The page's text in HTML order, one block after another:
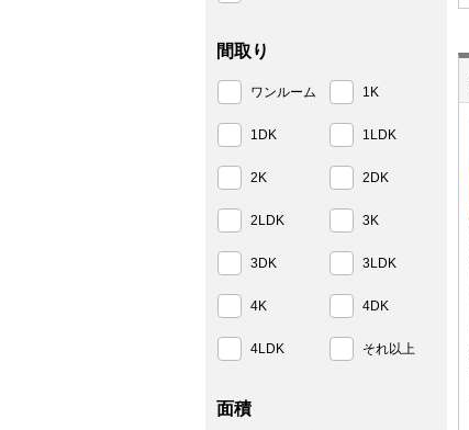
間取り
ワンルーム 1K
1DK 1LDK
2K 2DK
2LDK 3K
3DK 3LDK
4K 4DK
4LDK それ以上
面積